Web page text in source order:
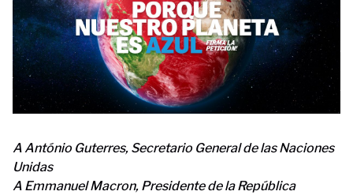
A António Guterres, Secretario General de las Naciones
Unidas
A Emmanuel Macron, Presidente de la República